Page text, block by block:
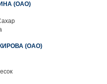
(ОАО)
(ОАО)